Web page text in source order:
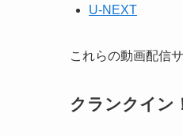
U-NEXT
これらの動画配信
クランクイン